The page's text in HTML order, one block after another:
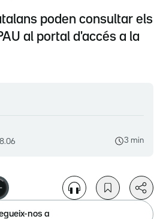
poden consultar els
al portal d'accés a la
3 min
nos a